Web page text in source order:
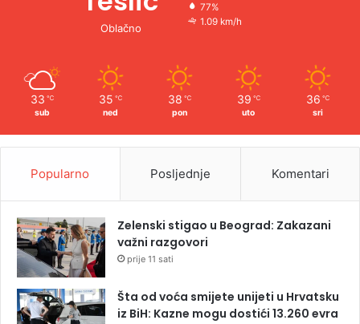
Oblačno
77%
1.09 km/h
33 ℃
sub
35 ℃
ned
38 ℃
pon
39 ℃
uto
36 ℃
sri
Popularno Posljednje Komentari
Zelenski stigao u Beograd: Zakazani
važni razgovori
prije 11 sati
Šta od voća smijete unijeti u Hrvatsku
iz BiH: Kazne mogu dostići 13.260 evra